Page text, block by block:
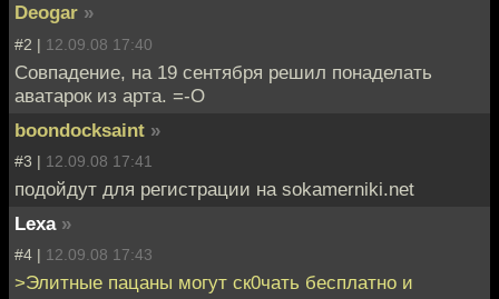
Deogar »
#2 | 12.09.08 17:40
Совпадение, на 19 сентября решил понаделать
аватарок из арта. =-О
boondocksaint »
#3 | 12.09.08 17:41
подойдут для регистрации на sokamerniki.net
Lexa »
#4 | 12.09.08 17:43
>Элитные пацаны могут ск0чать бесплатно и